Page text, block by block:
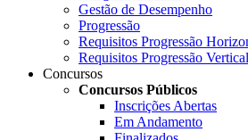
Gestão de Desempenho
Progressão
Requisitos Progressão
Requisitos Progressão Vertical
Concursos
Concursos Públicos
Inscrições Abertas
Em Andamento